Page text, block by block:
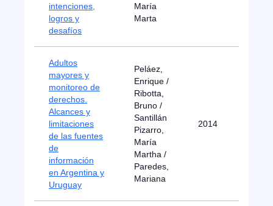
intenciones,
logros y
desafíos
María
Marta
Adultos
mayores y
monitoreo de
derechos.
Alcances y
limitaciones
de las fuentes
de
información
en Argentina y
Uruguay
Peláez,
Enrique /
Ribotta,
Bruno /
Santillán
Pizarro,
María
Martha /
Paredes,
Mariana
2014